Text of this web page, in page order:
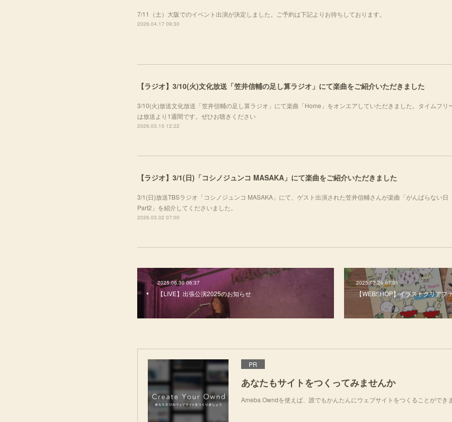
7/11（土）大阪でのイベント出演が決定しました。ご予約は下記よりお待ちしております。
2026.04.17 09:30
【ラジオ】3/10(火)文化放送「笠井信輔の足し算ラジオ」にて楽曲をご紹介いただきました
3/10(火)放送文化放送「笠井信輔の足し算ラジオ」にて楽曲「Home」をオンエアしていただきました。タイムフリ
は放送より1週間です。ぜひお聴きください
2026.03.15 12:22
【ラジオ】3/1(日)「コシノジュンコ MASAKA」にて楽曲をご紹介いただきました
3/1(日)放送TBSラジオ「コシノジュンコ MASAKA」にて、ゲスト出演された笠井信輔さんが楽曲「がんばらない日
Part2」を紹介してくださいました。
2026.03.02 07:00
2025.06.30 06:37
【LIVE】出張公演2025のお知らせ
2025.02.26 07:01
【WEBSHOP】イラストクリアフ
PR
あなたもサイトをつくってみませんか
Ameba Owndを使えば、誰でもかんたんにウェブサイトをつくることができ